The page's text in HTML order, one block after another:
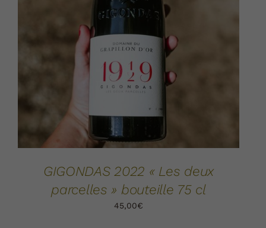
AJOUTER AU PANIER / DÉTAILS
GIGONDAS 2022 « Les deux
parcelles » bouteille 75 cl
45,00€